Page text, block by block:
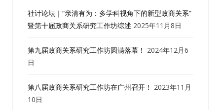
社计论坛｜“亲清有为：多学科视角下的新型政商关系”
暨第十届政商关系研究工作坊综述 2025年11月8日
第九届政商关系研究工作坊圆满落幕！ 2024年12月6
日
第八届政商关系研究工作坊在广州召开！ 2023年11月
10日